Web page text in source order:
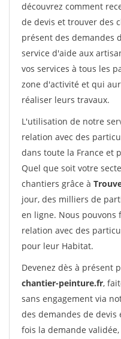
découvrez comment
de devis et trouver des
présent des demandes
service d'aide aux
vos services à tous les
zone d'activité et qui
réaliser leurs travaux.
L'utilisation de notre
relation avec des
dans toute la France et
Quel que soit votre
chantiers grâce à
jour, des milliers de
en ligne. Nous pouvons
relation avec des
pour leur Habitat.
Devenez dès à présent
chantier-peinture.fr,
sans engagement via
des demandes de
fois la demande